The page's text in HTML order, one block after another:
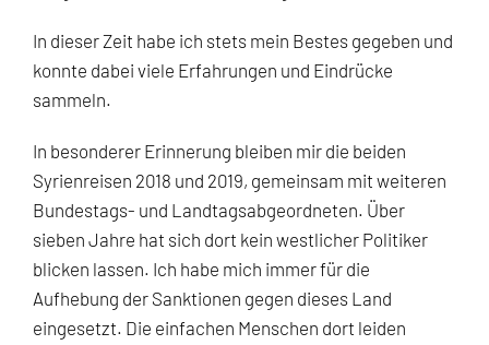
In dieser Zeit habe ich stets mein Bestes gegeben und
konnte dabei viele Erfahrungen und Eindrücke
sammeln.
In besonderer Erinnerung bleiben mir die beiden
Syrienreisen 2018 und 2019, gemeinsam mit weiteren
Bundestags- und Landtagsabgeordneten. Über
sieben Jahre hat sich dort kein westlicher Politiker
blicken lassen. Ich habe mich immer für die
Aufhebung der Sanktionen gegen dieses Land
eingesetzt. Die einfachen Menschen dort leiden